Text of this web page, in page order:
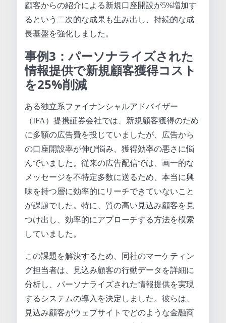
顧客からの紹介による新規口座開設が5%増加す
るという二次的な成果も生み出し、持続的な成
長基盤を強化しました。
事例3：パーソナライズされた
情報提供で新規顧客獲得コスト
を25%削減
ある独立系ファイナンシャルアドバイザー
（IFA）提携証券会社では、新規顧客獲得のため
に多額の広告費を投じていましたが、広告から
の口座開設率が伸び悩み、獲得効率の悪さに悩
んでいました。従来の広告配信では、画一的な
メッセージを不特定多数に送るため、本当に興
味を持つ層に効率的にリーチできていないこと
が課題でした。特に、質の高い見込み顧客を見
つけ出し、効率的にアプローチする方法を模索
していました。
この課題を解決するため、同社のマーケティン
グ担当者は、見込み顧客の行動データを詳細に
分析し、パーソナライズされた情報提供を実現
するシステムの導入を決定しました。彼らは、
見込み顧客がウェブサイトでどのような金融商